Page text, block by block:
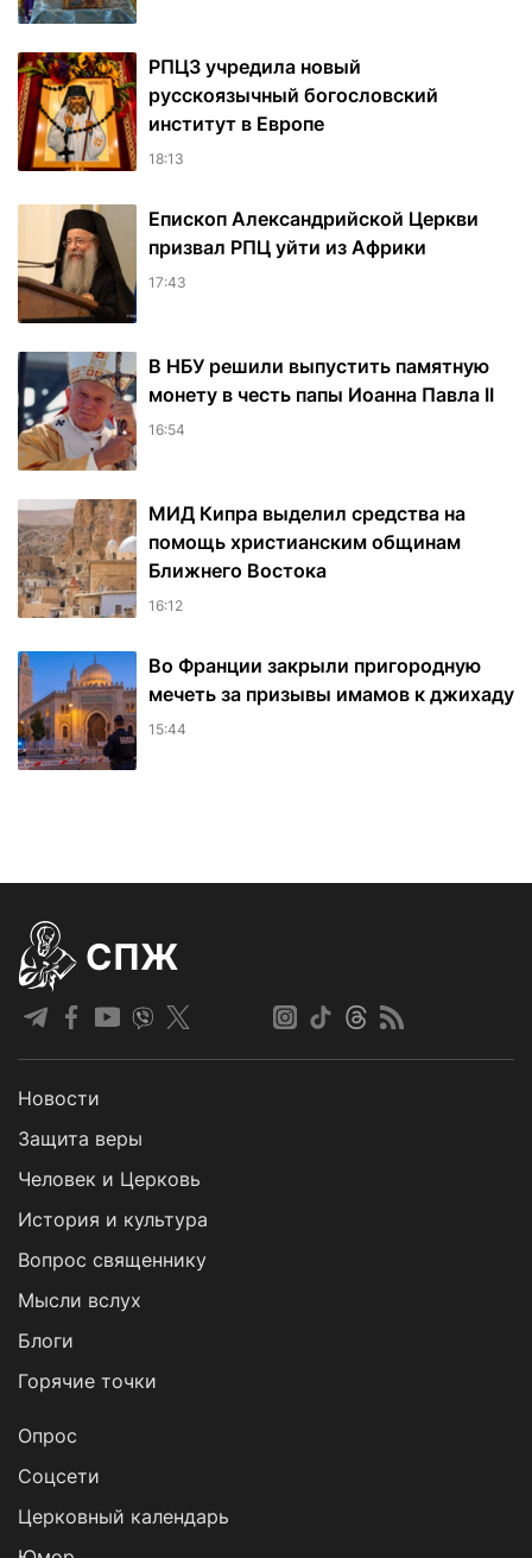
РПЦЗ учредила новый
русскоязычный богословский
институт в Европе
18:13
Епископ Александрийской Церкви
призвал РПЦ уйти из Африки
17:43
В НБУ решили выпустить памятную
монету в честь папы Иоанна Павла II
16:54
МИД Кипра выделил средства на
помощь христианским общинам
Ближнего Востока
16:12
Во Франции закрыли пригородную
мечеть за призывы имамов к джихаду
15:44
СПЖ
Новости
Защита веры
Человек и Церковь
История и культура
Вопрос священнику
Мысли вслух
Блоги
Горячие точки
Опрос
Cоцсети
Церковный календарь